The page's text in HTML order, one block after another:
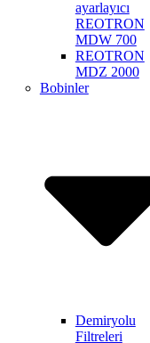
ayarlayıcı
REOTRON
MDW 700
REOTRON
MDZ 2000
Bobinler
Demiryolu
Filtreleri